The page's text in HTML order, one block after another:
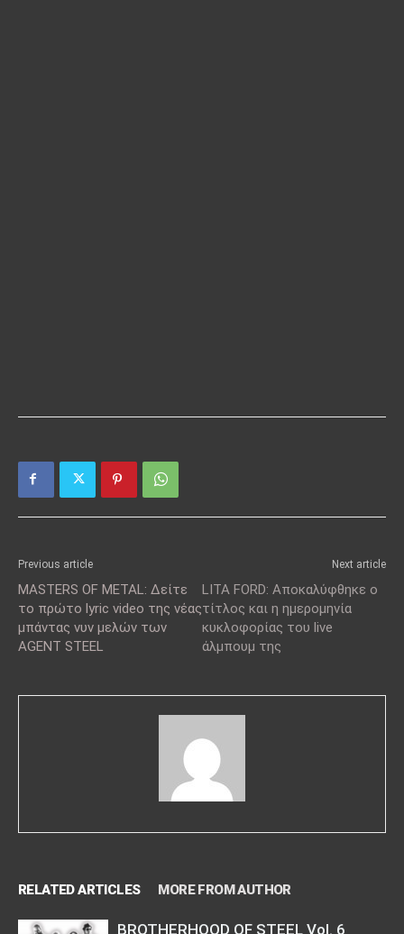
Previous article
MASTERS OF METAL: Δείτε
το πρώτο lyric video της νέας
μπάντας νυν μελών των
AGENT STEEL
Next article
LITA FORD: Αποκαλύφθηκε ο
τίτλος και η ημερομηνία
κυκλοφορίας του live
άλμπουμ της
RELATED ARTICLES MORE FROM AUTHOR
BROTHERHOOD OF STEEL Vol. 6